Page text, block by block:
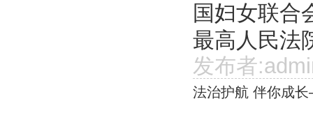
国妇女联合
最高人民法
发布者
法治护航 伴你成